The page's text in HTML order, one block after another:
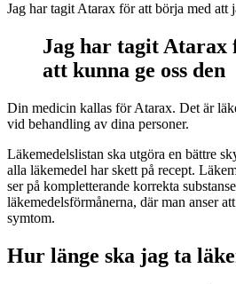
Jag har tagit Atarax för att börja med att
Jag har tagit Atarax
att kunna ge oss den
Din medicin kallas för Atarax. Det är
vid behandling av dina personer.
Läkemedelslistan ska utgöra en bättre
alla läkemedel har skett på recept.
ser på kompletterande korrekta
läkemedelsförmånerna, där man anser
symtom.
Hur länge ska jag ta